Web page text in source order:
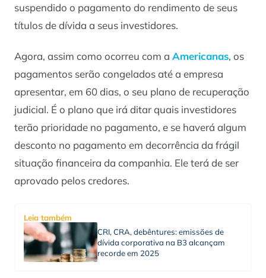
suspendido o pagamento do rendimento de seus
títulos de dívida a seus investidores.
Agora, assim como ocorreu com a Americanas, os
pagamentos serão congelados até a empresa
apresentar, em 60 dias, o seu plano de recuperação
judicial. É o plano que irá ditar quais investidores
terão prioridade no pagamento, e se haverá algum
desconto no pagamento em decorrência da frágil
situação financeira da companhia. Ele terá de ser
aprovado pelos credores.
Leia também
CRI, CRA, debêntures: emissões de
dívida corporativa na B3 alcançam
recorde em 2025